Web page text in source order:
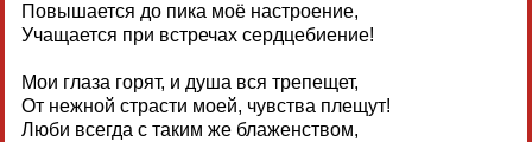
Повышается до пика моё настроение,
Учащается при встречах сердцебиение!
Мои глаза горят, и душа вся трепещет,
От нежной страсти моей, чувства плещут!
Люби всегда с таким же блаженством,